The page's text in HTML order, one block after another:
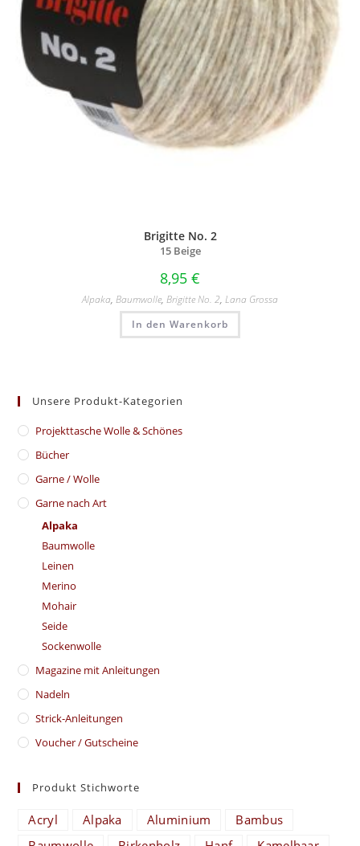
Brigitte No. 2
15 Beige
8,95 €
Alpaka, Baumwolle, Brigitte No. 2, Lana Grossa
In den Warenkorb
Unsere Produkt-Kategorien
​Projekttasche Wolle & Schönes
Bücher
Garne / Wolle
Garne nach Art
Alpaka
Baumwolle
Leinen
Merino
Mohair
Seide
Sockenwolle
Magazine mit Anleitungen
Nadeln
Strick-Anleitungen
Voucher / Gutscheine
Produkt Stichworte
Acryl Alpaka Aluminium
Bambus